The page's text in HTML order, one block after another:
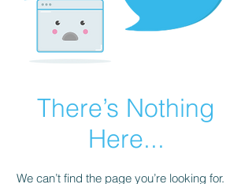
There’s Nothing
Here...
We can’t find the page you’re looking for.